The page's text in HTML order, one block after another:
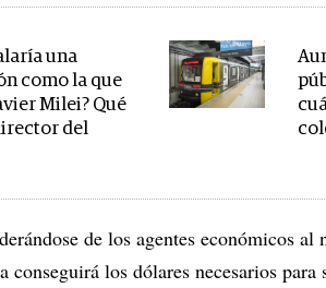
una
como la que
Milei? Qué
del
de los agentes económicos al
los dólares necesarios para